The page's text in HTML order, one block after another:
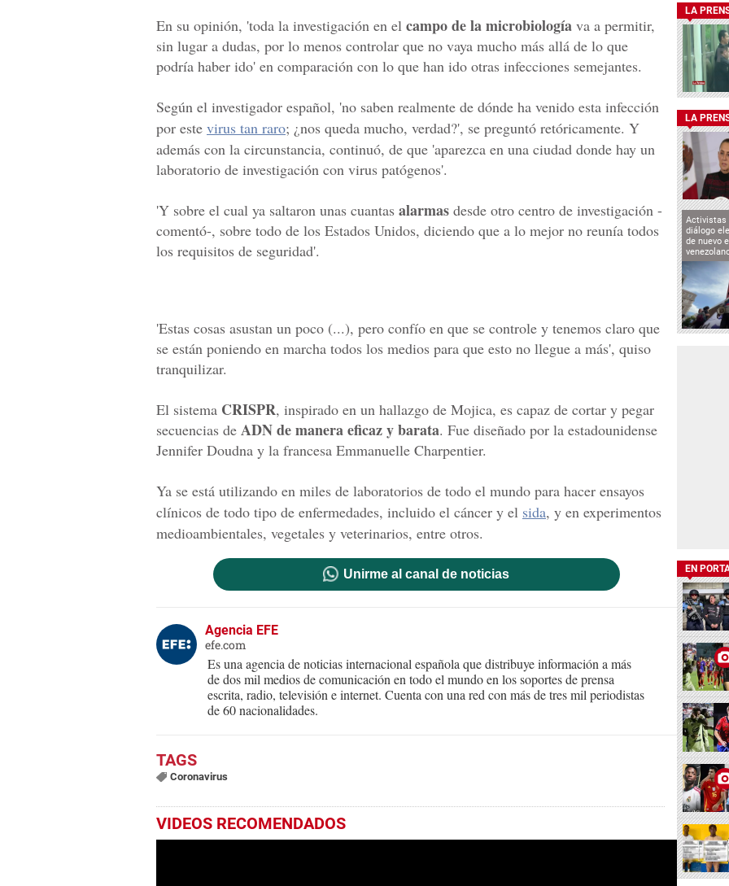
En su opinión, 'toda la investigación en el campo de la microbiología va a permitir,
sin lugar a dudas, por lo menos controlar que no vaya mucho más allá de lo que
podría haber ido' en comparación con lo que han ido otras infecciones semejantes.
Según el investigador español, 'no saben realmente de dónde ha venido esta infección
por este virus tan raro; ¿nos queda mucho, verdad?', se preguntó retóricamente. Y
además con la circunstancia, continuó, de que 'aparezca en una ciudad donde hay un
laboratorio de investigación con virus patógenos'.
'Y sobre el cual ya saltaron unas cuantas alarmas desde otro centro de investigación -
comentó-, sobre todo de los Estados Unidos, diciendo que a lo mejor no reunía todos
los requisitos de seguridad'.
'Estas cosas asustan un poco (...), pero confío en que se controle y tenemos claro que
se están poniendo en marcha todos los medios para que esto no llegue a más', quiso
tranquilizar.
El sistema CRISPR, inspirado en un hallazgo de Mojica, es capaz de cortar y pegar
secuencias de ADN de manera eficaz y barata. Fue diseñado por la estadounidense
Jennifer Doudna y la francesa Emmanuelle Charpentier.
Ya se está utilizando en miles de laboratorios de todo el mundo para hacer ensayos
clínicos de todo tipo de enfermedades, incluido el cáncer y el sida, y en experimentos
medioambientales, vegetales y veterinarios, entre otros.
Unirme al canal de noticias
Agencia EFE
efe.com
Es una agencia de noticias internacional española que distribuye información a más
de dos mil medios de comunicación en todo el mundo en los soportes de prensa
escrita, radio, televisión e internet. Cuenta con una red con más de tres mil periodistas
de 60 nacionalidades.
Coronavirus
VIDEOS RECOMENDADOS
LA
LA
Activistas
diálogo
de nuevo
EN